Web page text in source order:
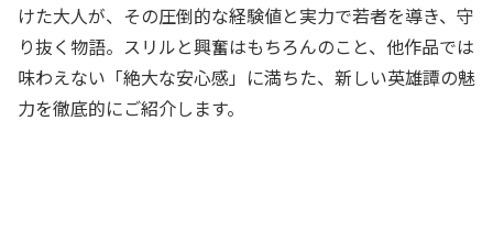
けた大人が、その圧倒的な経験値と実力で若者を導き、守
り抜く物語。スリルと興奮はもちろんのこと、他作品では
味わえない「絶大な安心感」に満ちた、新しい英雄譚の魅
力を徹底的にご紹介します。